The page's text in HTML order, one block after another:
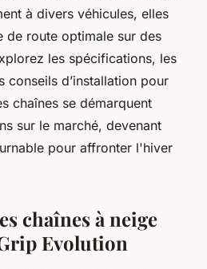
à divers véhicules, elles
de route optimale sur des
les spécifications, les
conseils d’installation pour
chaînes se démarquent
sur le marché, devenant
pour affronter l'hiver
chaînes à neige
Evolution